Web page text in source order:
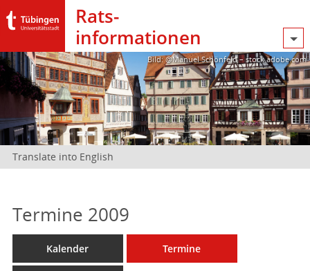
Rats­
informationen
Bild: @Manuel Schönfeld – stock.adobe.com
Translate into English
Termine 2009
Kalender Termine